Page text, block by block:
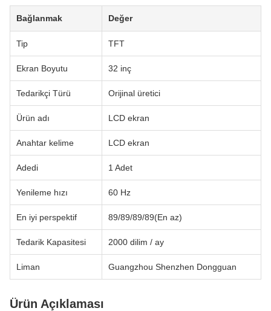
Bağlanmak Değer
Tip TFT
Ekran Boyutu 32 inç
Tedarikçi Türü Orijinal üretici
Ürün adı LCD ekran
Anahtar kelime LCD ekran
Adedi 1 Adet
Yenileme hızı 60 Hz
En iyi perspektif 89/89/89/89(En az)
Tedarik Kapasitesi 2000 dilim / ay
Liman Guangzhou Shenzhen Dongguan
Ürün Açıklaması